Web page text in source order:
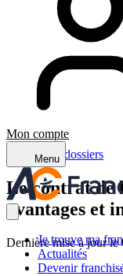
Mon compte
Menu
Je trouve ma
Actualités
Devenir
Retour aux dossiers
Le contrat de
avantages et
Dernière mise à jour le